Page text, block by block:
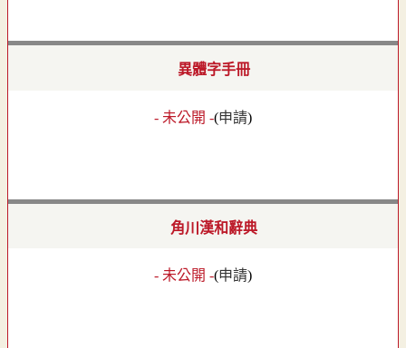
異體字手冊
- 未公開 -(申請)
角川漢和辭典
- 未公開 -(申請)